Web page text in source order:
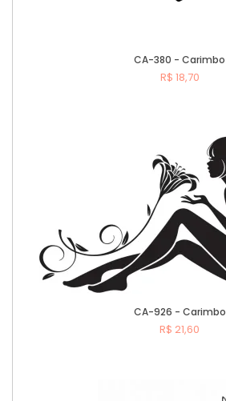
CA-380 - Carimbo
R$ 18,70
CA-926 - Carimbo
R$ 21,60